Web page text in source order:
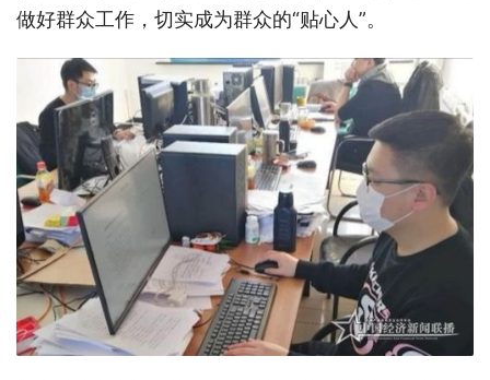
做好群众工作，切实成为群众的“贴心人”。